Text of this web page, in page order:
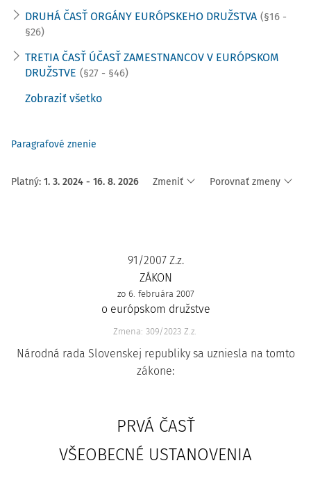
DRUHÁ ČASŤ ORGÁNY EURÓPSKEHO DRUŽSTVA (§16 -
§26)
TRETIA ČASŤ ÚČASŤ ZAMESTNANCOV V EURÓPSKOM
DRUŽSTVE (§27 - §46)
Zobraziť všetko
Paragrafové znenie
Platný: 1. 3. 2024 - 16. 8. 2026 Zmeniť Porovnať zmeny
91/2007 Z.z.
ZÁKON
zo 6. februára 2007
o európskom družstve
Zmena: 309/2023 Z.z.
Národná rada Slovenskej republiky sa uzniesla na tomto
zákone:
PRVÁ ČASŤ
VŠEOBECNÉ USTANOVENIA